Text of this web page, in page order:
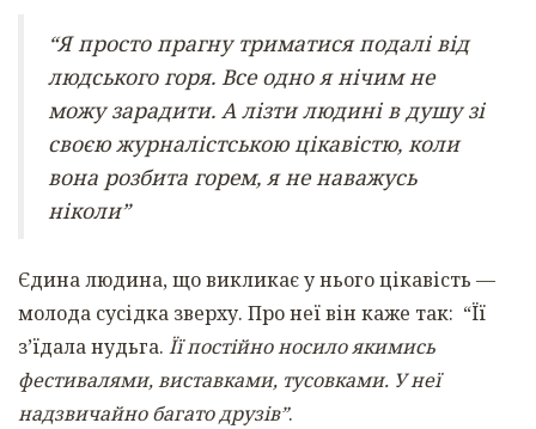
“Я просто прагну триматися подалі від
людського горя. Все одно я нічим не
можу зарадити. А лізти людині в душу зі
своєю журналістською цікавістю, коли
вона розбита горем, я не наважусь
ніколи”
Єдина людина, що викликає у нього цікавість —
молода сусідка зверху. Про неї він каже так: “Її
з’їдала нудьга. Її постійно носило якимись
фестивалями, виставками, тусовками. У неї
надзвичайно багато друзів”.